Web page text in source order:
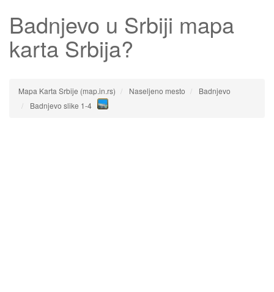
Badnjevo u Srbiji mapa
karta Srbija?
Mapa Karta Srbije (map.in.rs) Naseljeno mesto
Badnjevo
Badnjevo slike 1-4